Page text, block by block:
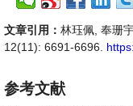
文章引用： 林珏佩, 奉珊
12(11): 6691-6696.
参考文献